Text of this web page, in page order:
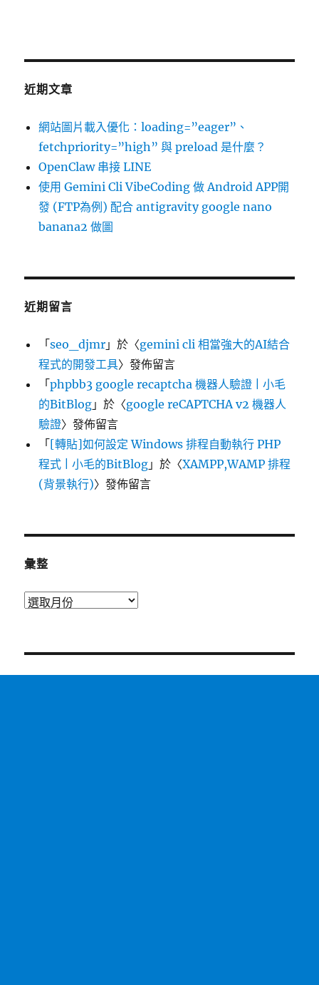
近期文章
網站圖片載入優化：loading=”eager”、
fetchpriority=”high” 與 preload 是什麼？
OpenClaw 串接 LINE
使用 Gemini Cli VibeCoding 做 Android APP開
發 (FTP為例) 配合 antigravity google nano
banana2 做圖
近期留言
「seo_djmr 」於〈gemini cli 相當強大的AI結合
程式的開發工具〉發佈留言
「phpbb3 google recaptcha 機器人驗證 | 小毛
的BitBlog 」於〈google reCAPTCHA v2 機器人
驗證〉發佈留言
「[轉貼]如何設定 Windows 排程自動執行 PHP
程式 | 小毛的BitBlog 」於〈XAMPP,WAMP 排程
(背景執行)〉發佈留言
彙整
彙